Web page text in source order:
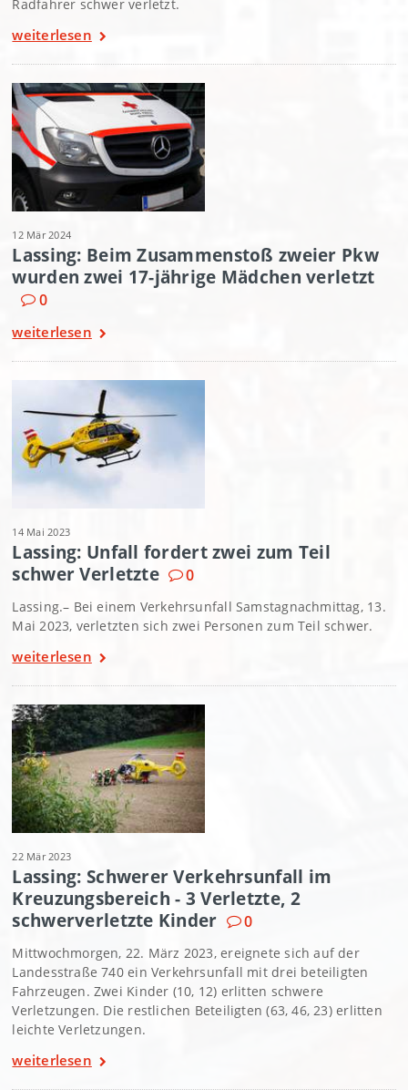
Radfahrer schwer verletzt.
weiterlesen
12 Mär 2024
Lassing: Beim Zusammenstoß zweier Pkw
wurden zwei 17-jährige Mädchen verletzt
0
weiterlesen
14 Mai 2023
Lassing: Unfall fordert zwei zum Teil
schwer Verletzte
0
Lassing.– Bei einem Verkehrsunfall Samstagnachmittag, 13.
Mai 2023, verletzten sich zwei Personen zum Teil schwer.
weiterlesen
22 Mär 2023
Lassing: Schwerer Verkehrsunfall im
Kreuzungsbereich - 3 Verletzte, 2
schwerverletzte Kinder
0
Mittwochmorgen, 22. März 2023, ereignete sich auf der
Landesstraße 740 ein Verkehrsunfall mit drei beteiligten
Fahrzeugen. Zwei Kinder (10, 12) erlitten schwere
Verletzungen. Die restlichen Beteiligten (63, 46, 23) erlitten
leichte Verletzungen.
weiterlesen